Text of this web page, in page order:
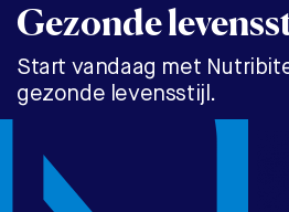
Gezonde
Start vandaag met
gezonde levensstijl.